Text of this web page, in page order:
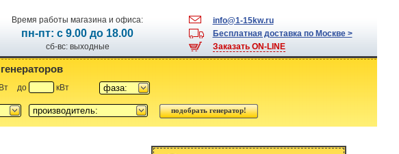
Время работы магазина и офиса:
пн-пт: с 9.00 до 18.00
сб-вс: выходные
info@1-15kw.ru
Бесплатная доставка по Москве >
Заказать ON-LINE
до кВт фаза:
производитель: